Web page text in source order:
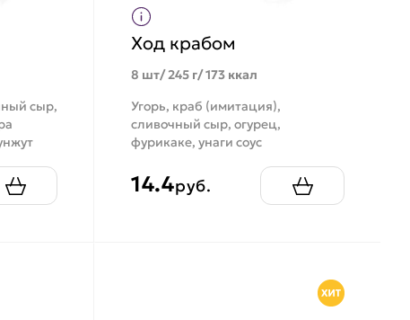
сыр,
Ход крабом
8 шт/ 245 г/ 173 ккал
Угорь, краб (имитация),
сливочный сыр, огурец,
фурикаке, унаги соус
14.4руб.